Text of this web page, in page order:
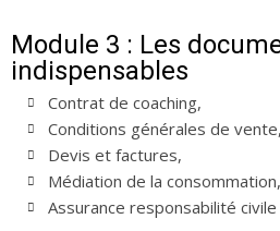
Module 3 : Les
indispensables
Contrat de coaching,
Conditions générales de vente,
Devis et factures,
Médiation de la consommation,
Assurance responsabilité